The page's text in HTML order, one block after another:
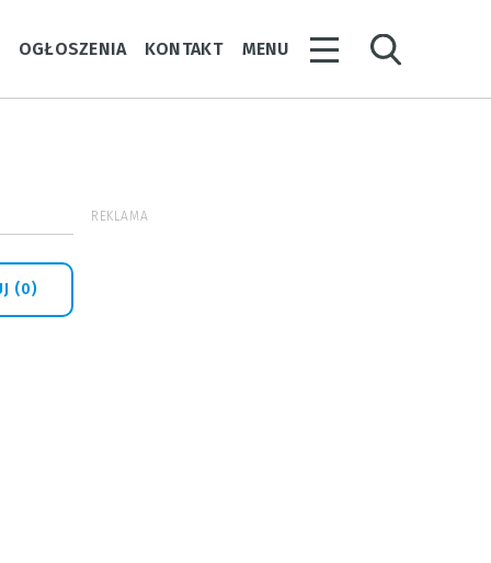
OGŁOSZENIA KONTAKT MENU
(0)
REKLAMA